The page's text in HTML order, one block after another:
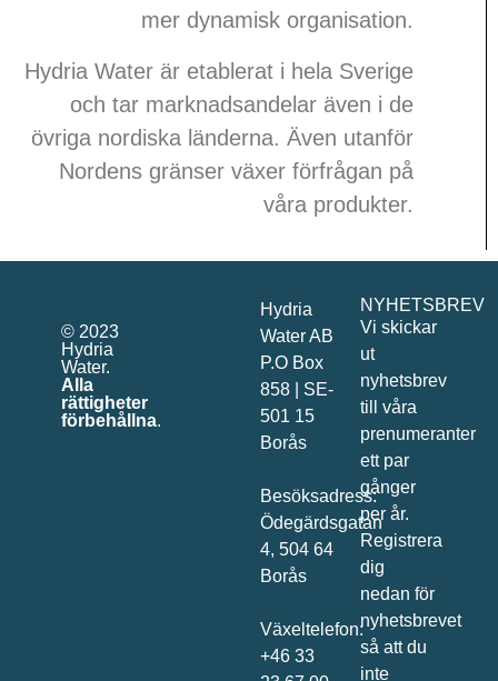
mer dynamisk organisation.
Hydria Water är etablerat i hela Sverige
och tar marknadsandelar även i de
övriga nordiska länderna. Även utanför
Nordens gränser växer förfrågan på
våra produkter.
© 2023
Hydria
Water.
Alla
rättigheter
förbehållna.
Hydria
Water AB
P.O Box
858 | SE-
501 15
Borås
Besöksadress:
Ödegärdsgatan
4, 504 64
Borås
Växeltelefon:
+46 33
NYHETSBREV
Vi skickar
ut
nyhetsbrev
till våra
prenumeranter
ett par
gånger
per år.
Registrera
dig
nedan för
nyhetsbrevet
så att du
inte